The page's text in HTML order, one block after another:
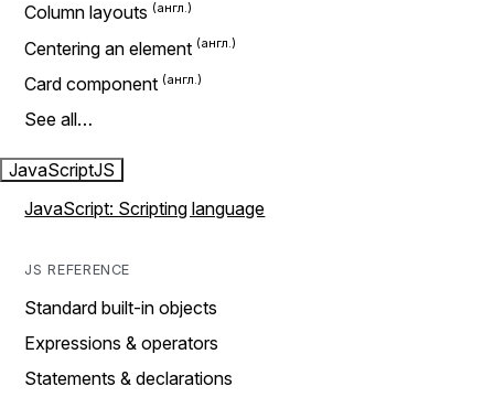
Column layouts
Centering an element
Card component
See all…
JavaScriptJS
JavaScript: Scripting language
JS REFERENCE
Standard built-in objects
Expressions & operators
Statements & declarations